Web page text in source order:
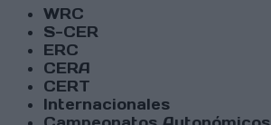
WRC
S-CER
ERC
CERA
CERT
Internacionales